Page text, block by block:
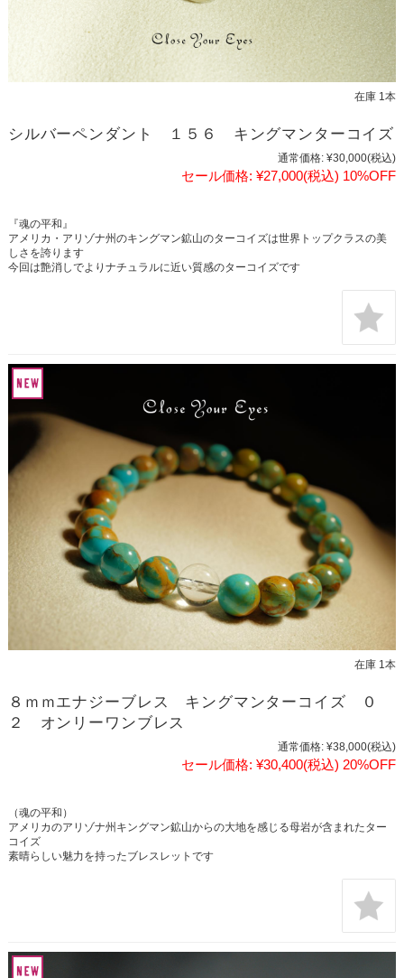
在庫 1本
シルバーペンダント １５６ キングマンターコイズ
通常価格: ¥30,000(税込)
セール価格: ¥27,000(税込) 10%OFF
『魂の平和』
アメリカ・アリゾナ州のキングマン鉱山のターコイズは世界トップクラスの美
しさを誇ります
今回は艶消しでよりナチュラルに近い質感のターコイズです
在庫 1本
８ｍｍエナジーブレス キングマンターコイズ ０
２ オンリーワンブレス
通常価格: ¥38,000(税込)
セール価格: ¥30,400(税込) 20%OFF
（魂の平和）
アメリカのアリゾナ州キングマン鉱山からの大地を感じる母岩が含まれたター
コイズ
素晴らしい魅力を持ったブレスレットです